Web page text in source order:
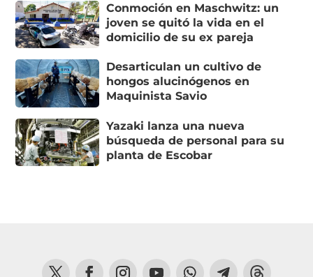
Conmoción en Maschwitz: un
joven se quitó la vida en el
domicilio de su ex pareja
Desarticulan un cultivo de
hongos alucinógenos en
Maquinista Savio
Yazaki lanza una nueva
búsqueda de personal para su
planta de Escobar